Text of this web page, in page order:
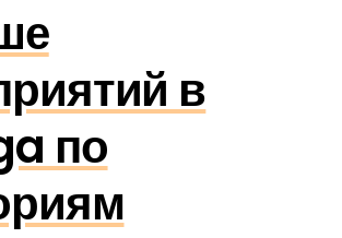
в
по